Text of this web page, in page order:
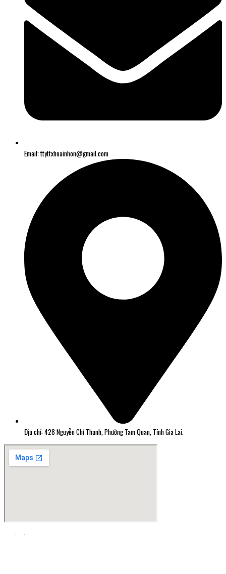
Email: ttyttxhoainhon@gmail.com
Địa chỉ: 428 Nguyễn Chí Thanh, Phường Tam Quan, Tỉnh Gia Lai.
Thiết kế web Quy Nhơn Greensoft.vn